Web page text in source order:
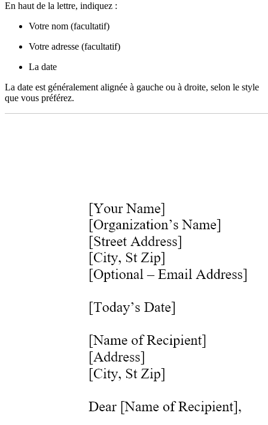
En haut de la lettre, indiquez :
Votre nom (facultatif)
Votre adresse (facultatif)
La date
La date est généralement alignée à gauche ou à droite, selon le style
que vous préférez.